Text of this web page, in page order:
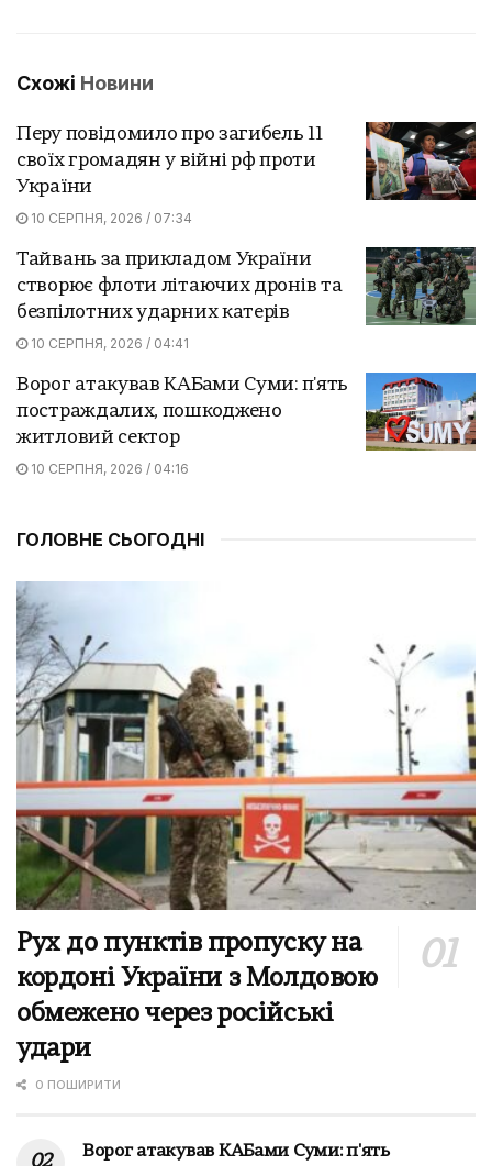
Схожі Новини
Перу повідомило про загибель 11
своїх громадян у війні рф проти
України
10 СЕРПНЯ, 2026 / 07:34
Тайвань за прикладом України
створює флоти літаючих дронів та
безпілотних ударних катерів
10 СЕРПНЯ, 2026 / 04:41
Ворог атакував КАБами Суми: п'ять
постраждалих, пошкоджено
житловий сектор
10 СЕРПНЯ, 2026 / 04:16
ГОЛОВНЕ СЬОГОДНІ
Рух до пунктів пропуску на
кордоні України з Молдовою
обмежено через російські
удари
0 ПОШИРИТИ
Ворог атакував КАБами Суми: п'ять